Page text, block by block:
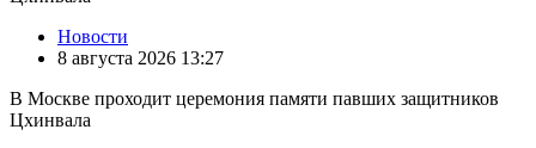
Новости
8 августа 2026 13:27
В Москве проходит церемония памяти павших защитников
Цхинвала